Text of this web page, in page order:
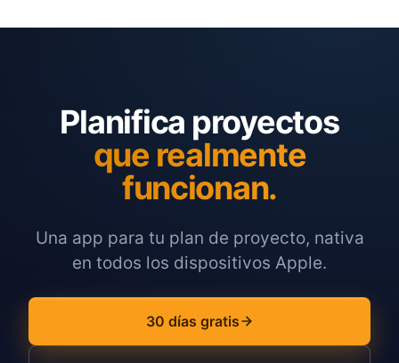
Planifica proyectos
que realmente
funcionan.
Una app para tu plan de proyecto, nativa
en todos los dispositivos Apple.
30 días gratis